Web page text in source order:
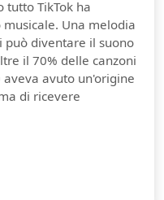
tutto TikTok ha
Una melodia
può diventare il suono
il 70% delle canzoni
avuto un'origine
di ricevere